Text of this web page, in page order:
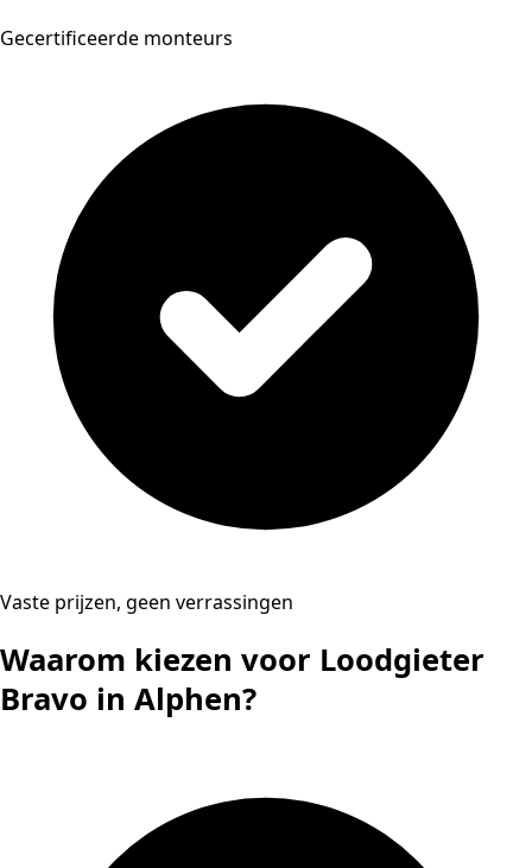
Gecertificeerde monteurs
Vaste prijzen, geen verrassingen
Waarom kiezen voor Loodgieter
Bravo in Alphen?